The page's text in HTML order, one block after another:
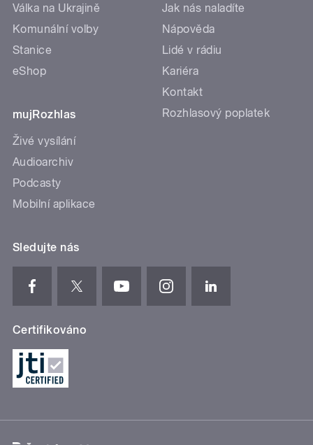
Válka na Ukrajině
Komunální volby
Stanice
eShop
mujRozhlas
Živé vysílání
Audioarchiv
Podcasty
Mobilní aplikace
Jak nás naladíte
Nápověda
Lidé v rádiu
Kariéra
Kontakt
Rozhlasový poplatek
Sledujte nás
Certifikováno